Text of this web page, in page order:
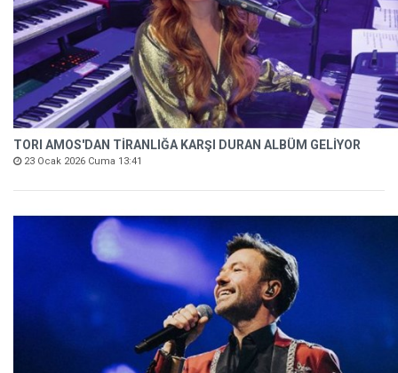
TORI AMOS'DAN TİRANLIĞA KARŞI DURAN ALBÜM GELİYOR
23 Ocak 2026 Cuma 13:41